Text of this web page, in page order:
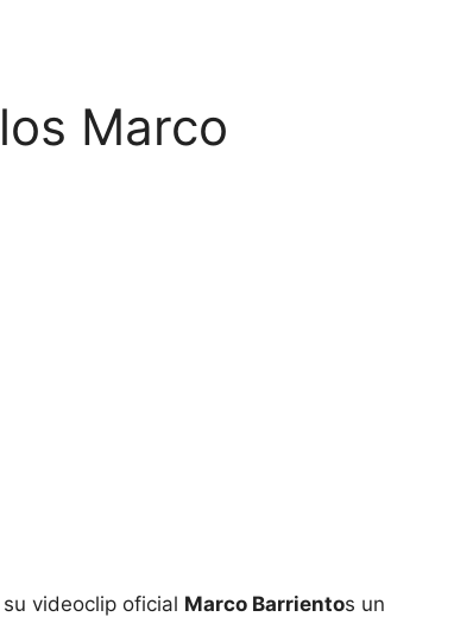
Marco
su videoclip oficial Marco Barrientos un